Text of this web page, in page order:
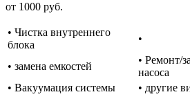
от 1000 руб.
• Чистка внутреннего
блока
•
• замена емкостей
• Ремонт/
насоса
• Вакуумация системы
• другие